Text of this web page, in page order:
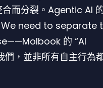
而分裂。Agentic AI
We need to separate
的 “AI
，並非所有自主行為